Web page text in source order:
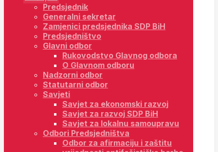
Predsjednik
Generalni sekretar
Zamjenici predsjednika SDP BiH
Predsjedništvo
Glavni odbor
Rukovodstvo Glavnog odbora
O Glavnom odboru
Nadzorni odbor
Statutarni odbor
Savjeti
Savjet za ekonomski razvoj
Savjet za razvoj SDP BiH
Savjet za lokalnu samoupravu
Odbori Predsjedništva
Odbor za afirmaciju i zaštitu